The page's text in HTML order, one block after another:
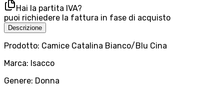
Hai la partita IVA?
puoi richiedere la fattura in fase di acquisto
Descrizione
Prodotto: Camice Catalina Bianco/Blu Cina
Marca: Isacco
Genere: Donna